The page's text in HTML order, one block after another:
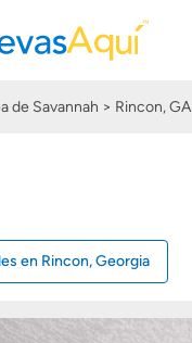
de Savannah Rincon, GA
en Rincon, Georgia